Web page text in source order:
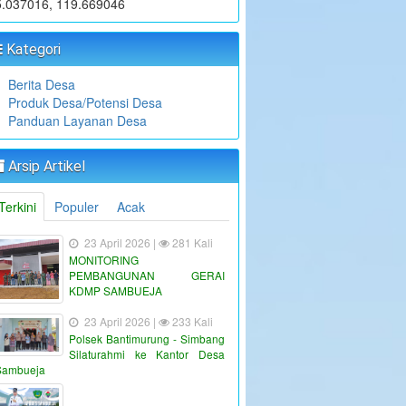
Kategori
Berita Desa
Produk Desa/Potensi Desa
Panduan Layanan Desa
Arsip Artikel
Populer Acak
23 April 2026 |
281 Kali
MONITORING
PEMBANGUNAN GERAI
KDMP SAMBUEJA
23 April 2026 |
233 Kali
Polsek Bantimurung - Simbang
Silaturahmi ke Kantor Desa